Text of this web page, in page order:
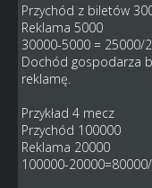
Przychód z biletów
Reklama 5000
30000-5000 = 25000/
Dochód gospodarza
reklamę.
Przykład 4 mecz
Przychód 100000
Reklama 20000
100000-